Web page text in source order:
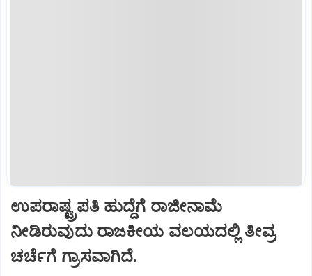
ಉಪರಾಷ್ಟ್ರಪತಿ ಹುದ್ದೆಗೆ ರಾಜೀನಾಮೆ
ನೀಡಿರುವುದು ರಾಜಕೀಯ ವಲಯದಲ್ಲಿ ತೀವ್ರ
ಚರ್ಚೆಗೆ ಗ್ರಾಸವಾಗಿದೆ.